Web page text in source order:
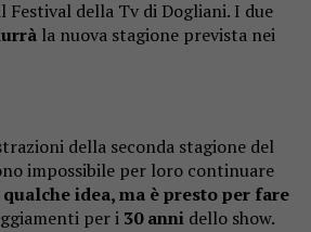
della Tv di Dogliani. I due
la nuova stagione prevista nei
della seconda stagione del
impossibile per loro continuare
idea, ma è presto per fare
per i 30 anni dello show.